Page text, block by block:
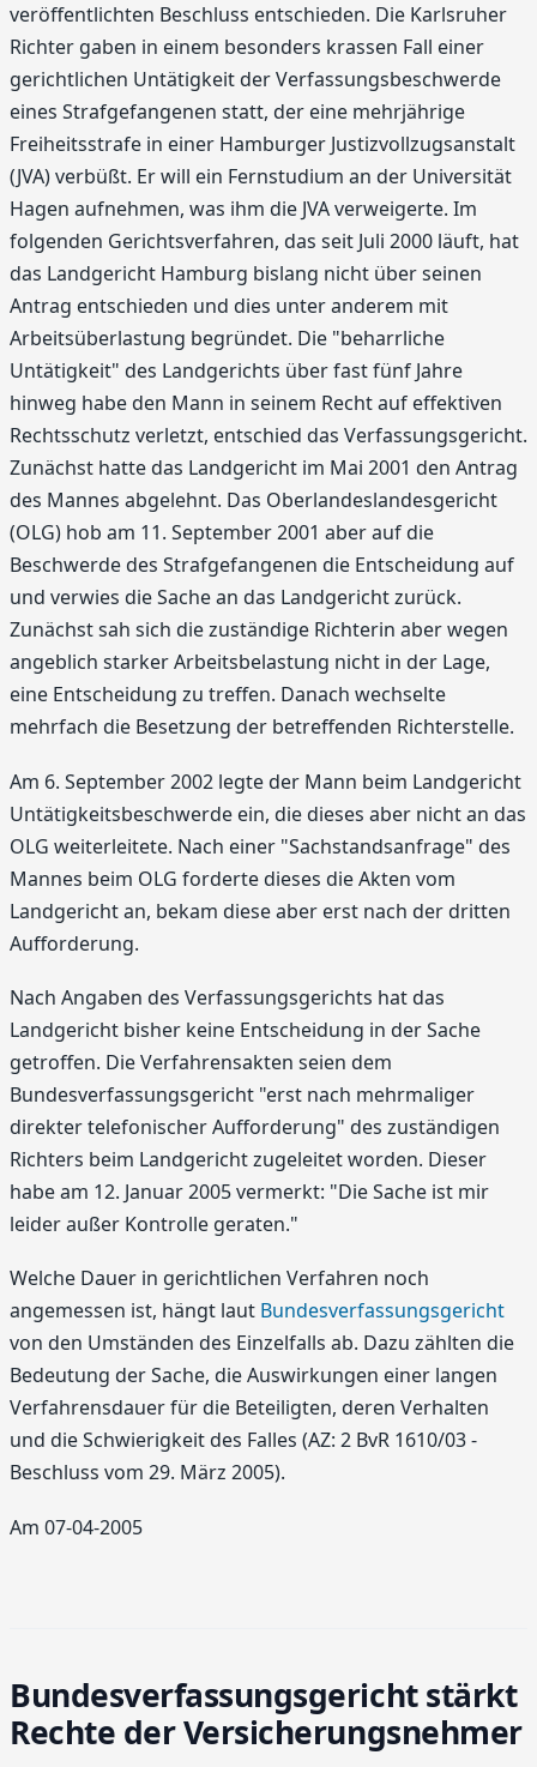
veröffentlichten Beschluss entschieden. Die Karlsruher
Richter gaben in einem besonders krassen Fall einer
gerichtlichen Untätigkeit der Verfassungsbeschwerde
eines Strafgefangenen statt, der eine mehrjährige
Freiheitsstrafe in einer Hamburger Justizvollzugsanstalt
(JVA) verbüßt. Er will ein Fernstudium an der Universität
Hagen aufnehmen, was ihm die JVA verweigerte. Im
folgenden Gerichtsverfahren, das seit Juli 2000 läuft, hat
das Landgericht Hamburg bislang nicht über seinen
Antrag entschieden und dies unter anderem mit
Arbeitsüberlastung begründet. Die "beharrliche
Untätigkeit" des Landgerichts über fast fünf Jahre
hinweg habe den Mann in seinem Recht auf effektiven
Rechtsschutz verletzt, entschied das Verfassungsgericht.
Zunächst hatte das Landgericht im Mai 2001 den Antrag
des Mannes abgelehnt. Das Oberlandeslandesgericht
(OLG) hob am 11. September 2001 aber auf die
Beschwerde des Strafgefangenen die Entscheidung auf
und verwies die Sache an das Landgericht zurück.
Zunächst sah sich die zuständige Richterin aber wegen
angeblich starker Arbeitsbelastung nicht in der Lage,
eine Entscheidung zu treffen. Danach wechselte
mehrfach die Besetzung der betreffenden Richterstelle.
Am 6. September 2002 legte der Mann beim Landgericht
Untätigkeitsbeschwerde ein, die dieses aber nicht an das
OLG weiterleitete. Nach einer "Sachstandsanfrage" des
Mannes beim OLG forderte dieses die Akten vom
Landgericht an, bekam diese aber erst nach der dritten
Aufforderung.
Nach Angaben des Verfassungsgerichts hat das
Landgericht bisher keine Entscheidung in der Sache
getroffen. Die Verfahrensakten seien dem
Bundesverfassungsgericht "erst nach mehrmaliger
direkter telefonischer Aufforderung" des zuständigen
Richters beim Landgericht zugeleitet worden. Dieser
habe am 12. Januar 2005 vermerkt: "Die Sache ist mir
leider außer Kontrolle geraten."
Welche Dauer in gerichtlichen Verfahren noch
angemessen ist, hängt laut Bundesverfassungsgericht
von den Umständen des Einzelfalls ab. Dazu zählten die
Bedeutung der Sache, die Auswirkungen einer langen
Verfahrensdauer für die Beteiligten, deren Verhalten
und die Schwierigkeit des Falles (AZ: 2 BvR 1610/03 -
Beschluss vom 29. März 2005).
Am 07-04-2005
Bundesverfassungsgericht stärkt
Rechte der Versicherungsnehmer